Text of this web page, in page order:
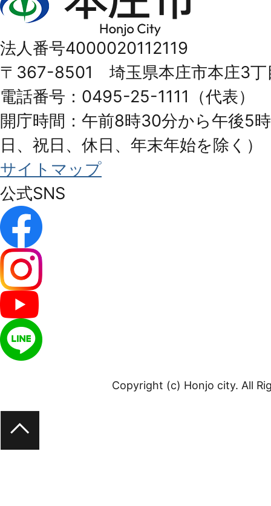
庄
Honjo
City
法人番号4000020112119
〒367-8501 埼玉県本庄市本庄3丁
電話番号：0495-25-1111（代表）
開庁時間：午前8時30分から午後5
日、祝日、休日、年末年始を除く）
サイトマップ
公式SNS
Copyright (c) Honjo city. All